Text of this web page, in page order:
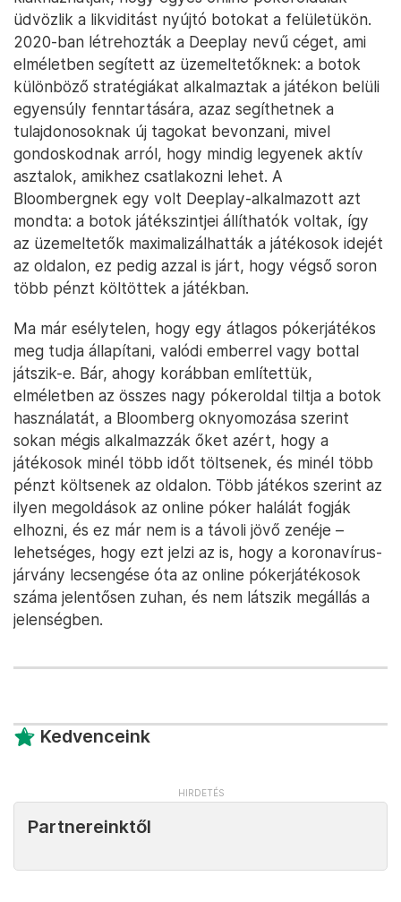
üdvözlik a likviditást nyújtó botokat a felületükön.
2020-ban létrehozták a Deeplay nevű céget, ami
elméletben segített az üzemeltetőknek: a botok
különböző stratégiákat alkalmaztak a játékon belüli
egyensúly fenntartására, azaz segíthetnek a
tulajdonosoknak új tagokat bevonzani, mivel
gondoskodnak arról, hogy mindig legyenek aktív
asztalok, amikhez csatlakozni lehet. A
Bloombergnek egy volt Deeplay-alkalmazott azt
mondta: a botok játékszintjei állíthatók voltak, így
az üzemeltetők maximalizálhatták a játékosok idejét
az oldalon, ez pedig azzal is járt, hogy végső soron
több pénzt költöttek a játékban.
Ma már esélytelen, hogy egy átlagos pókerjátékos
meg tudja állapítani, valódi emberrel vagy bottal
játszik-e. Bár, ahogy korábban említettük,
elméletben az összes nagy pókeroldal tiltja a botok
használatát, a Bloomberg oknyomozása szerint
sokan mégis alkalmazzák őket azért, hogy a
játékosok minél több időt töltsenek, és minél több
pénzt költsenek az oldalon. Több játékos szerint az
ilyen megoldások az online póker halálát fogják
elhozni, és ez már nem is a távoli jövő zenéje –
lehetséges, hogy ezt jelzi az is, hogy a koronavírus-
járvány lecsengése óta az online pókerjátékosok
száma jelentősen zuhan, és nem látszik megállás a
jelenségben.
Kedvenceink
Partnereinktől